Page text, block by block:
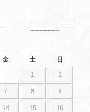
金 土 日
1 2
7 8 9
14 15 16